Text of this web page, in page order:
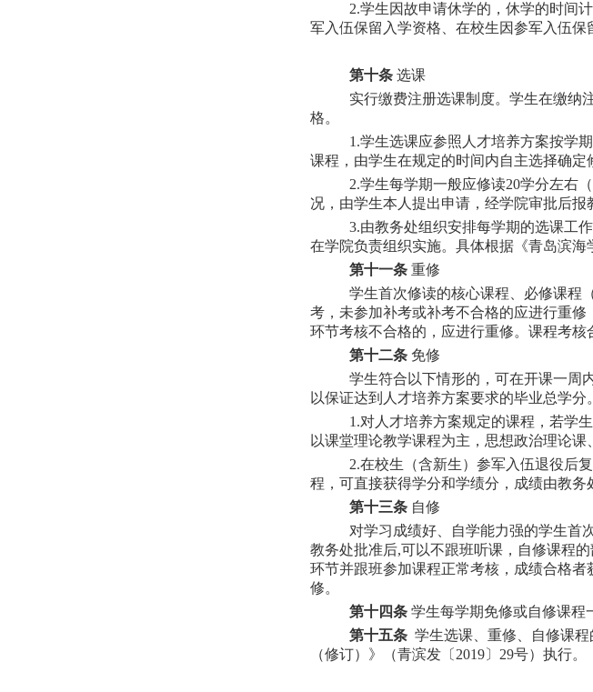
2.学生因故申请休学的，休学的时间
军入伍保留入学资格、在校生因参军入伍保
第十条选课
实行缴费注册选课制度。学生在缴纳
格。
1.学生选课应参照人才培养方案按学
课程，由学生在规定的时间内自主选择确定
2.学生每学期一般应修读20学分左右
况，由学生本人提出申请，经学院审批后报
3.由教务处组织安排每学期的选课工
在学院负责组织实施。具体根据《青岛滨海
第十一条 重修
学生首次修读的核心课程、必修课程
考，未参加补考或补考不合格的应进行重
环节考核不合格的，应进行重修。课程考核
第十二条免修
学生符合以下情形的，可在开课一周
以保证达到人才培养方案要求的毕业总学分。
1.对人才培养方案规定的课程，若学
以课堂理论教学课程为主，思想政治理论
2.在校生（含新生）参军入伍退役后
程，可直接获得学分和学绩分，成绩由教务
第十三条自修
对学习成绩好、自学能力强的学生首
教务处批准后,可以不跟班听课，自修课程
环节并跟班参加课程正常考核，成绩合格
修。
第十四条学生每学期免修或自修课程
第十五条学生选课、重修、自修课程
（修订）》（青滨发〔2019〕29号）执行。